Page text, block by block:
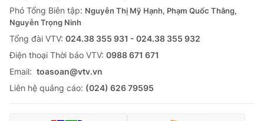
Phó Tổng Biên tập: Nguyễn Thị Mỹ Hạnh, Phạm Quốc Thắng,
Nguyễn Trọng Ninh
Tổng đài VTV: 024.38 355 931 - 024.38 355 932
Ðiện thoại Thời báo VTV: 0988 671 671
Email: toasoan@vtv.vn
Liên hệ quảng cáo: (024) 626 79595